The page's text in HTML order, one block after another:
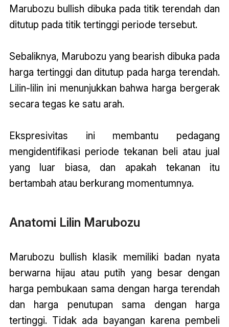
Marubozu bullish dibuka pada titik terendah dan
ditutup pada titik tertinggi periode tersebut.
Sebaliknya, Marubozu yang bearish dibuka pada
harga tertinggi dan ditutup pada harga terendah.
Lilin-lilin ini menunjukkan bahwa harga bergerak
secara tegas ke satu arah.
Ekspresivitas ini membantu pedagang
mengidentifikasi periode tekanan beli atau jual
yang luar biasa, dan apakah tekanan itu
bertambah atau berkurang momentumnya.
Anatomi Lilin Marubozu
Marubozu bullish klasik memiliki badan nyata
berwarna hijau atau putih yang besar dengan
harga pembukaan sama dengan harga terendah
dan harga penutupan sama dengan harga
tertinggi. Tidak ada bayangan karena pembeli